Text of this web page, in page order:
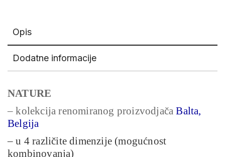
Opis
Dodatne informacije
NATURE
– kolekcija renomiranog proizvodjačaBalta,
Belgija
– u 4 različite dimenzije (mogućnost
kombinovanja)